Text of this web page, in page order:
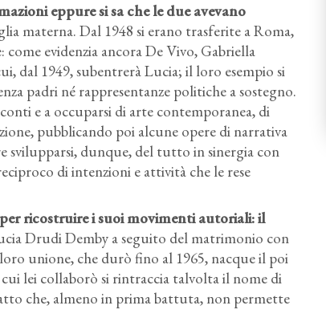
eppure si sa che le due avevano
materna. Dal 1948 si erano trasferite a Roma,
evidenzia ancora De Vivo, Gabriella
dal 1949, subentrerà Lucia; il loro esempio si
padri né rappresentanze politiche a sostegno.
e a occuparsi di arte contemporanea, di
pubblicando poi alcune opere di narrativa
svilupparsi, dunque, del tutto in sinergia con
di intenzioni e attività che le rese
ricostruire i suoi movimenti autoriali: il
Drudi Demby a seguito del matrimonio con
unione, che durò fino al 1965, nacque il poi
lei collaborò si rintraccia talvolta il nome di
che, almeno in prima battuta, non permette